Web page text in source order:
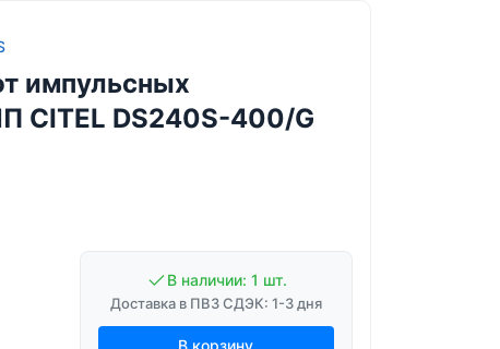
импульсных
CITEL DS240S-400/G
В наличии: 1 шт.
Доставка в ПВЗ СДЭК: 1-3 дня
В корзину